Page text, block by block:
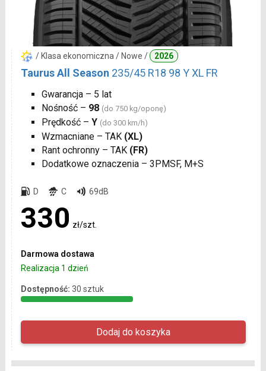
/ Klasa ekonomiczna / Nowe / 2026
Taurus All Season 235/45 R18 98 Y XL FR
Gwarancja – 5 lat
Nośność – 98 (do 750 kg/oponę)
Prędkość – Y (do 300 km/h)
Wzmacniane – TAK (XL)
Rant ochronny – TAK (FR)
Dodatkowe oznaczenia – 3PMSF, M+S
D C 69dB
330 zł/szt.
Darmowa dostawa
Realizacja 1 dzień
Dostępność: 30 sztuk